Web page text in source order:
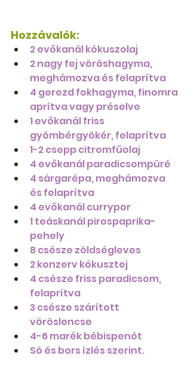
Hozzávalók:
2 evőkanál kókuszolaj
2 nagy fej vöröshagyma,
meghámozva és felaprítva
4 gerezd fokhagyma, finomra
aprítva vagy préselve
1 evőkanál friss
gyömbérgyökér, felaprítva
1-2 csepp citromfűolaj
4 evőkanál paradicsompüré
4 sárgarépa, meghámozva
és felaprítva
4 evőkanál currypor
1 teáskanál pirospaprika-
pehely
8 csésze zöldségleves
2 konzerv kókusztej
4 csésze friss paradicsom,
felaprítva
3 csésze szárított
vöröslencse
4-6 marék bébispenót
Só és bors ízlés szerint.